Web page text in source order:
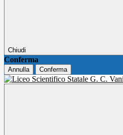
Chiudi
Conferma
Annulla Conferma